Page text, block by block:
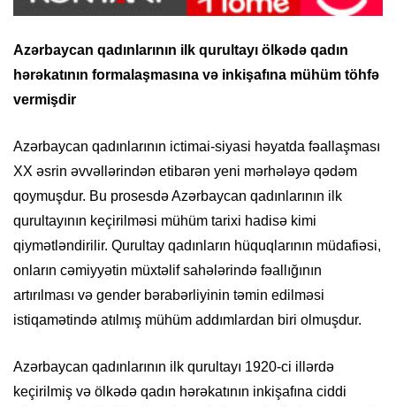
Azərbaycan qadınlarının ilk qurultayı ölkədə qadın
hərəkatının formalaşmasına və inkişafına mühüm töhfə
vermişdir
Azərbaycan qadınlarının ictimai-siyasi həyatda fəallaşması
XX əsrin əvvəllərindən etibarən yeni mərhələyə qədəm
qoymuşdur. Bu prosesdə Azərbaycan qadınlarının ilk
qurultayının keçirilməsi mühüm tarixi hadisə kimi
qiymətləndirilir. Qurultay qadınların hüquqlarının müdafiəsi,
onların cəmiyyətin müxtəlif sahələrində fəallığının
artırılması və gender bərabərliyinin təmin edilməsi
istiqamətində atılmış mühüm addımlardan biri olmuşdur.
Azərbaycan qadınlarının ilk qurultayı 1920-ci illərdə
keçirilmiş və ölkədə qadın hərəkatının inkişafına ciddi